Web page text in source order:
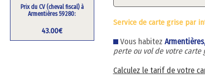
Prix du CV (cheval fiscal) à
Armentières 59280:
43.00€
Service de carte grise par
Vous habitez Armentières,
perte ou vol de votre carte
Calculez le tarif de votre